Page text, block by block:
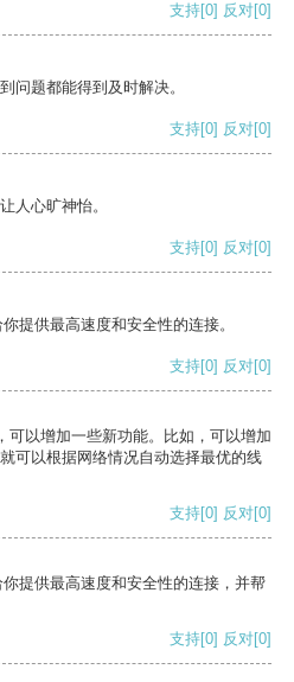
支持[0] 反对[0]
问题都能得到及时解决。
支持[0] 反对[0]
人心旷神怡。
支持[0] 反对[0]
提供最高速度和安全性的连接。
支持[0] 反对[0]
可以增加一些新功能。比如，可以增加
可以根据网络情况自动选择最优的线
支持[0] 反对[0]
提供最高速度和安全性的连接，并帮
支持[0] 反对[0]